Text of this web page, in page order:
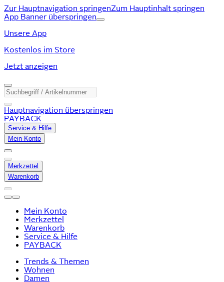
Zur Hauptnavigation springenZum Hauptinhalt springen
App Banner überspringen
Unsere App
Kostenlos im Store
Jetzt anzeigen
Hauptnavigation überspringen
PAYBACK
Service & Hilfe
Mein Konto
Merkzettel
Warenkorb
Mein Konto
Merkzettel
Warenkorb
Service & Hilfe
PAYBACK
Trends & Themen
Wohnen
Damen